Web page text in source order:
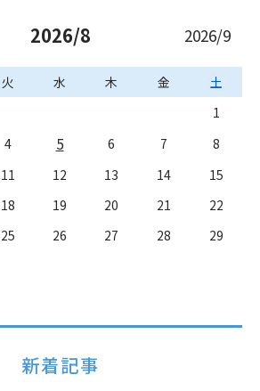
2026/8 2026/9
火 水 木 金
土
1
4 5 6 7
8
11 12 13 14
15
18 19 20 21
22
25 26 27 28
29
新着記事